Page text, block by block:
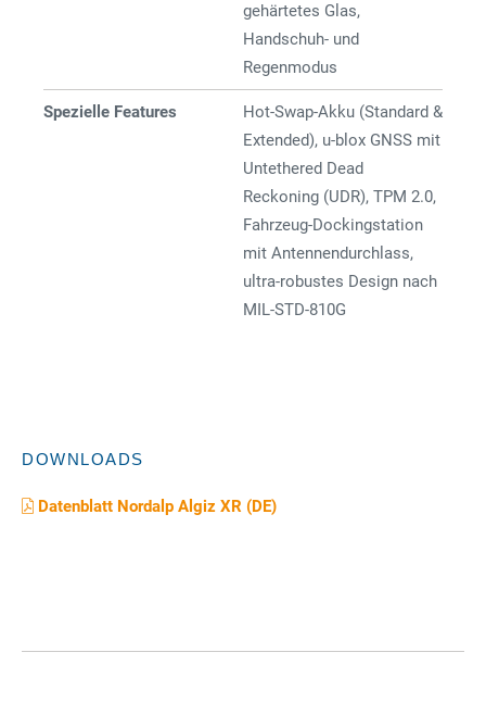
gehärtetes Glas,
Handschuh- und
Regenmodus
Spezielle Features
Hot-Swap-Akku (Standard &
Extended), u-blox GNSS mit
Untethered Dead
Reckoning (UDR), TPM 2.0,
Fahrzeug-Dockingstation
mit Antennendurchlass,
ultra-robustes Design nach
MIL-STD-810G
DOWNLOADS
Datenblatt Nordalp Algiz XR (DE)